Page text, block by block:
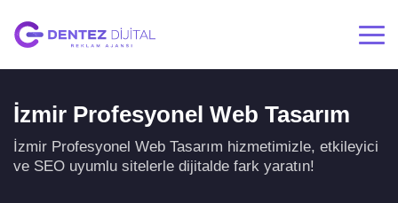
İzmir Profesyonel Web Tasarım
İzmir Profesyonel Web Tasarım hizmetimizle, etkileyici
ve SEO uyumlu sitelerle dijitalde fark yaratın!